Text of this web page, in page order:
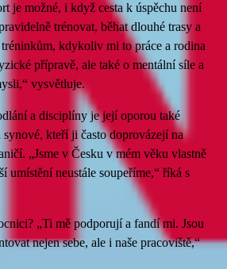
je možné, i když cesta k úspěchu není
trénovat, běhat dlouhé trasy a
kdykoliv mi to práce a rodina
přípravě, ale také o mentální síle a
vysvětluje.
a disciplíny je její oporou také
synové, kteří ji často doprovázejí na
„Jsme v Česku v mém věku vlastně
umístění neustále soupeříme,“ říká s
„Ti mě podporují a fandí mi. Jsou
nejen sebe, ale i naše pracoviště,“